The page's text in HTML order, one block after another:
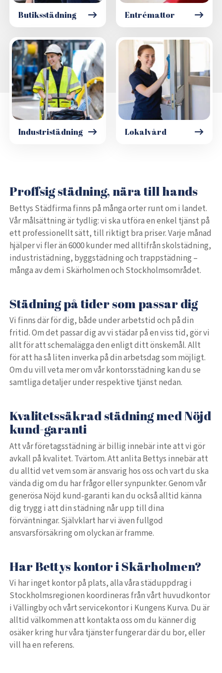
Butiksstädning Entrémattor
Industristädning Lokalvård
Proffsig städning, nära till hands
Bettys Städfirma finns på många orter runt om i landet.
Vår målsättning är tydlig: vi ska utföra en enkel tjänst på
ett professionellt sätt, till riktigt bra priser. Varje månad
hjälper vi fler än 6000 kunder med alltifrån skolstädning,
industristädning, byggstädning och trappstädning –
många av dem i Skärholmen och Stockholmsområdet.
Städning på tider som passar dig
Vi finns där för dig, både under arbetstid och på din
fritid. Om det passar dig av vi städar på en viss tid, gör vi
allt för att schemalägga den enligt ditt önskemål. Allt
för att ha så liten inverka på din arbetsdag som möjligt.
Om du vill veta mer om vår kontorsstädning kan du se
samtliga detaljer under respektive tjänst nedan.
Kvalitetssäkrad städning med Nöjd
kund-garanti
Att vår företagsstädning är billig innebär inte att vi gör
avkall på kvalitet. Tvärtom. Att anlita Bettys innebär att
du alltid vet vem som är ansvarig hos oss och vart du ska
vända dig om du har frågor eller synpunkter. Genom vår
generösa Nöjd kund-garanti kan du också alltid känna
dig trygg i att din städning når upp till dina
förväntningar. Självklart har vi även fullgod
ansvarsförsäkring om olyckan är framme.
Har Bettys kontor i Skärholmen?
Vi har inget kontor på plats, alla våra städuppdrag i
Stockholmsregionen koordineras från vårt huvudkontor
i Vällingby och vårt servicekontor i Kungens Kurva. Du är
alltid välkommen att kontakta oss om du känner dig
osäker kring hur våra tjänster fungerar där du bor, eller
vill ha en referens.